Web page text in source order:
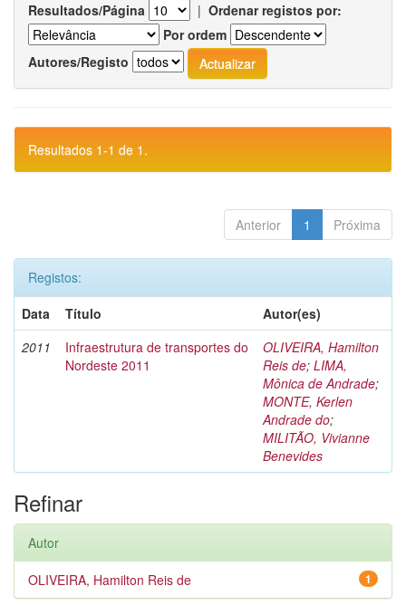
Resultados/Página | Ordenar registos por:
Por ordem
Autores/Registo
Resultados 1-1 de 1.
Anterior 1 Próxima
Registos:
Data
Título
Autor(es)
2011
Infraestrutura de transportes do
Nordeste 2011
OLIVEIRA, Hamilton
Reis de; LIMA,
Mônica de Andrade;
MONTE, Kerlen
Andrade do;
MILITÃO, Vivianne
Benevides
Refinar
Autor
1
OLIVEIRA, Hamilton Reis de